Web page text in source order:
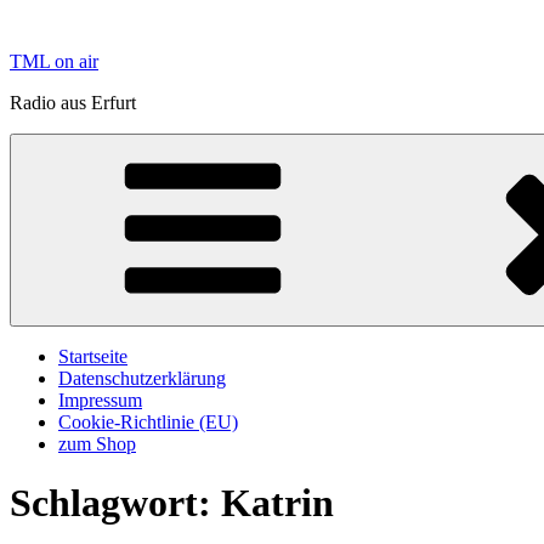
springen
TML on air
Radio aus Erfurt
Startseite
Datenschutzerklärung
Impressum
Cookie-Richtlinie (EU)
zum Shop
Schlagwort: Katrin